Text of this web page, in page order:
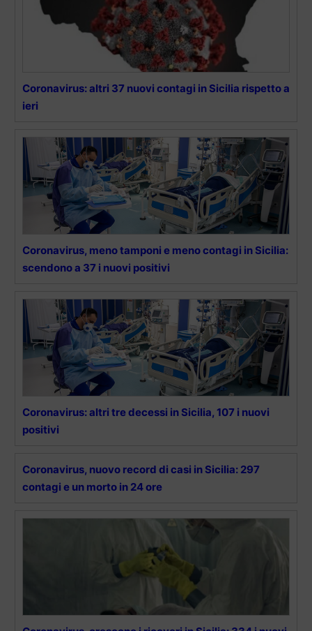
Coronavirus: altri 37 nuovi contagi in Sicilia rispetto a
ieri
Coronavirus, meno tamponi e meno contagi in Sicilia:
scendono a 37 i nuovi positivi
Coronavirus: altri tre decessi in Sicilia, 107 i nuovi
positivi
Coronavirus, nuovo record di casi in Sicilia: 297
contagi e un morto in 24 ore